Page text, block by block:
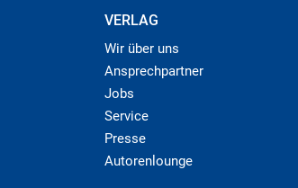
VERLAG
Wir über uns
Ansprechpartner
Jobs
Service
Presse
Autorenlounge